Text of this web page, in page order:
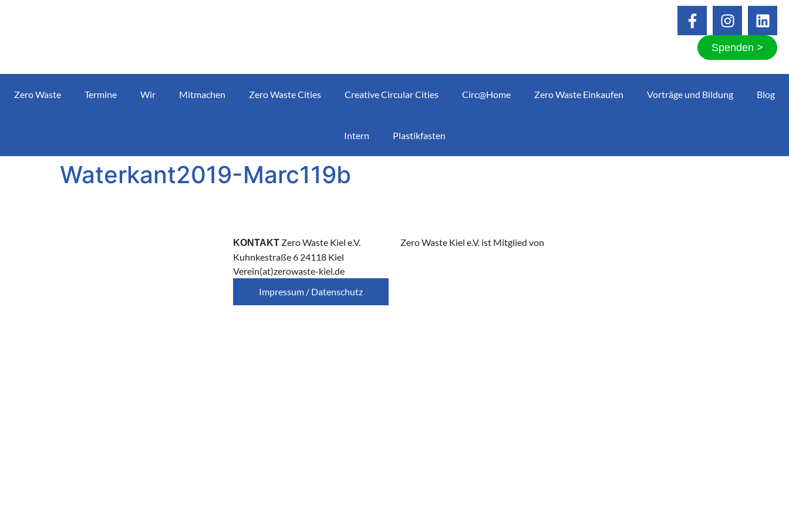
Spenden >
Zero Waste Termine Wir Mitmachen Zero Waste Cities Creative Circular Cities Circ@Home Zero Waste Einkaufen Vorträge und Bildung Blog
Intern Plastikfasten
Waterkant2019-Marc119b
KONTAKT Zero Waste Kiel e.V.
Kuhnkestraße 6 24118 Kiel
Verein(at)zerowaste-kiel.de
Impressum / Datenschutz
Zero Waste Kiel e.V. ist Mitglied von